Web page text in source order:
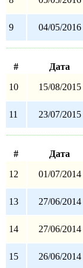
9 04/05/2016
# Дата
10
15/08/2015
11 23/07/2015
# Дата
12
01/07/2014
13 27/06/2014
14 27/06/2014
15 26/06/2014